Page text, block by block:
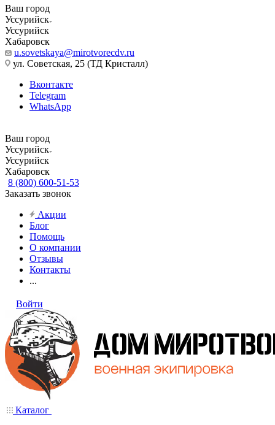
Ваш город
Уссурийск
Уссурийск
Хабаровск
u.sovetskaya@mirotvorecdv.ru
ул. Советская, 25 (ТД Кристалл)
Вконтакте
Telegram
WhatsApp
Ваш город
Уссурийск
Уссурийск
Хабаровск
8 (800) 600-51-53
Заказать звонок
Акции
Блог
Помощь
О компании
Отзывы
Контакты
...
Войти
Каталог